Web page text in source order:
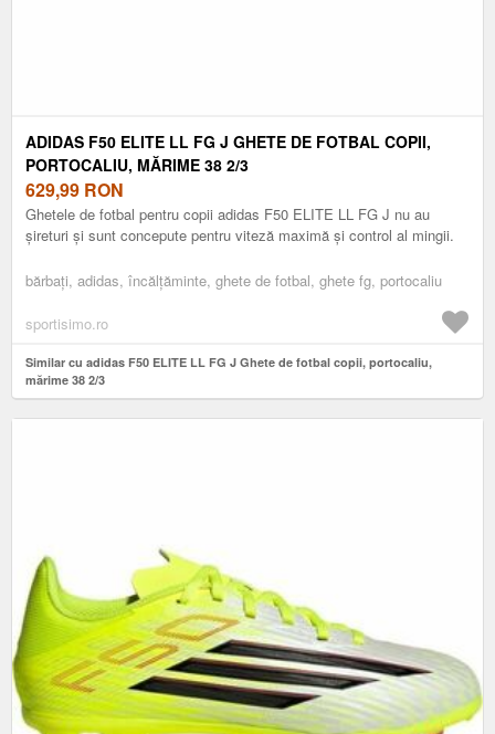
ADIDAS F50 ELITE LL FG J GHETE DE FOTBAL COPII,
PORTOCALIU, MĂRIME 38 2/3
629,99 RON
Ghetele de fotbal pentru copii adidas F50 ELITE LL FG J nu au
șireturi și sunt concepute pentru viteză maximă și control al mingii.
bărbați, adidas, încălțăminte, ghete de fotbal, ghete fg, portocaliu
sportisimo.ro
Similar cu adidas F50 ELITE LL FG J Ghete de fotbal copii, portocaliu,
mărime 38 2/3